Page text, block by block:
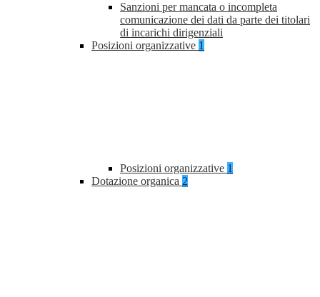
Sanzioni per mancata o incompleta
comunicazione dei dati da parte dei titolari
di incarichi dirigenziali
Posizioni organizzative 1
Posizioni organizzative 1
Dotazione organica 2